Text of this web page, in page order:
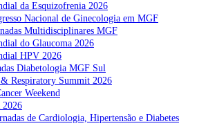
da Esquizofrenia 2026
Nacional de Ginecologia em MGF
Multidisciplinares MGF
do Glaucoma 2026
HPV 2026
Diabetologia MGF Sul
Respiratory Summit 2026
Weekend
2026
de Cardiologia, Hipertensão e Diabetes